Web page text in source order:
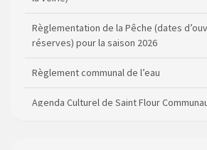
réserves) pour la saison 2026
Règlement communal de l’eau
Agenda Culturel de Saint Flour
Horaire des bus scolaires passant sur la